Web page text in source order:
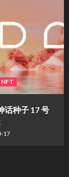
话种子 17 号
17